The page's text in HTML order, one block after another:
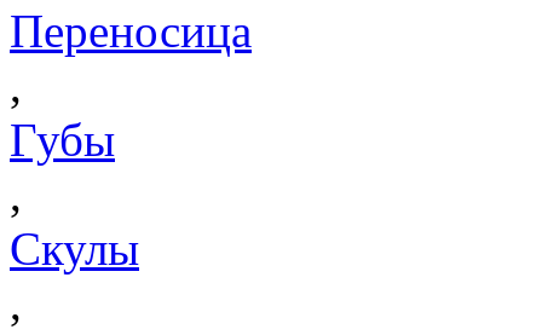
Переносица
,
Губы
,
Скулы
,